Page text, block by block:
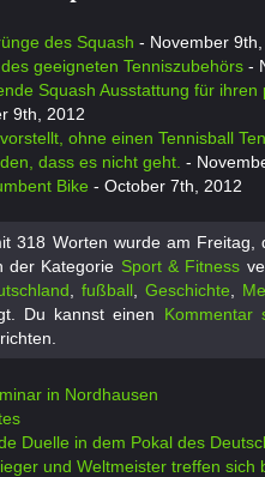
des Squash - November
geeigneten Tenniszubehörs -
Squash Ausstattung für ihren
9th, 2012
ohne einen Tennisball
dass es nicht geht. -
Bike - October 7th, 2012
318 Worten wurde am
der Kategorie Sport & Fitness
fußball Geschichte
Du kannst einen Kommentar
in Nordhausen
Duelle in dem Pokal des
und Weltmeister treffen sich